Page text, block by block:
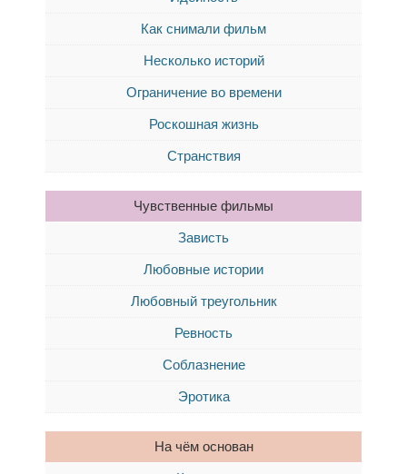
Как снимали фильм
Несколько историй
Ограничение во времени
Роскошная жизнь
Странствия
Чувственные фильмы
Зависть
Любовные истории
Любовный треугольник
Ревность
Соблазнение
Эротика
На чём основан